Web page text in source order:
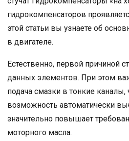
гидрокомпенсаторов
этой статьи вы узнаете об
в двигателе.
Естественно, первой причиной
данных элементов. При этом
подача смазки в тонкие каналы,
возможность автоматически
значительно повышает
моторного масла.